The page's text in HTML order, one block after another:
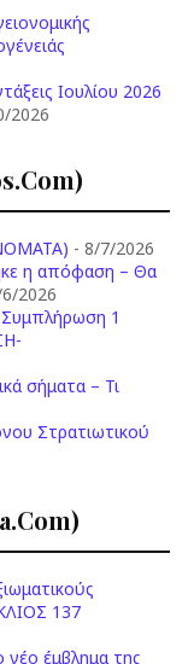
Ιουλίου 2026
2026
- 8/7/2026
η απόφαση – Θα
2026
Συμπλήρωση 1
σήματα – Τι
Στρατιωτικού
137
νέο έμβλημα της